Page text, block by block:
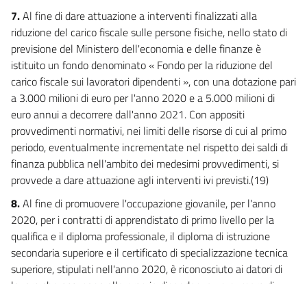
7.Al fine di dare attuazione a interventi finalizzati alla
riduzione del carico fiscale sulle persone fisiche, nello stato di
previsione del Ministero dell'economia e delle finanze è
istituito un fondo denominato « Fondo per la riduzione del
carico fiscale sui lavoratori dipendenti », con una dotazione pari
a 3.000 milioni di euro per l'anno 2020 e a 5.000 milioni di
euro annui a decorrere dall'anno 2021. Con appositi
provvedimenti normativi, nei limiti delle risorse di cui al primo
periodo, eventualmente incrementate nel rispetto dei saldi di
finanza pubblica nell'ambito dei medesimi provvedimenti, si
provvede a dare attuazione agli interventi ivi previsti.(19)
8.Al fine di promuovere l'occupazione giovanile, per l'anno
2020, per i contratti di apprendistato di primo livello per la
qualifica e il diploma professionale, il diploma di istruzione
secondaria superiore e il certificato di specializzazione tecnica
superiore, stipulati nell'anno 2020, è riconosciuto ai datori di